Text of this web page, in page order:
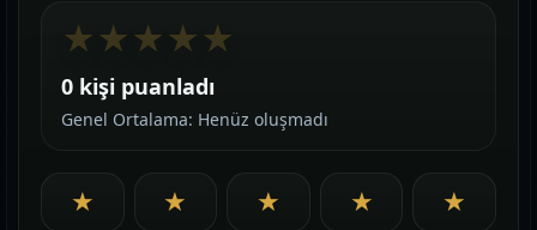
★★★★★
0 kişi puanladı
Genel Ortalama: Henüz oluşmadı
★ ★ ★ ★ ★